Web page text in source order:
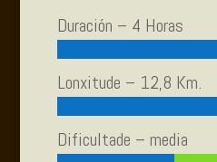
Duración – 4 Horas
Lonxitude – 12,8 Km.
Dificultade – media